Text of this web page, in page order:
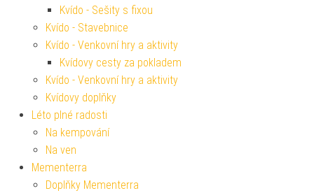
Kvído - Sešity s fixou
Kvído - Stavebnice
Kvído - Venkovní hry a aktivity
Kvídovy cesty za pokladem
Kvído - Venkovní hry a aktivity
Kvídovy doplňky
Léto plné radosti
Na kempování
Na ven
Mementerra
Doplňky Mementerra